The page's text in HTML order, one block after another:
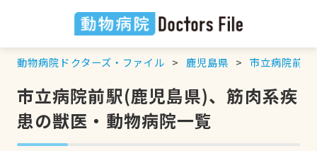
動物病院ドクターズ・ファイル 鹿児島県 市立病院前駅
市立病院前駅(鹿児島県)、筋肉系疾
患の獣医・動物病院一覧